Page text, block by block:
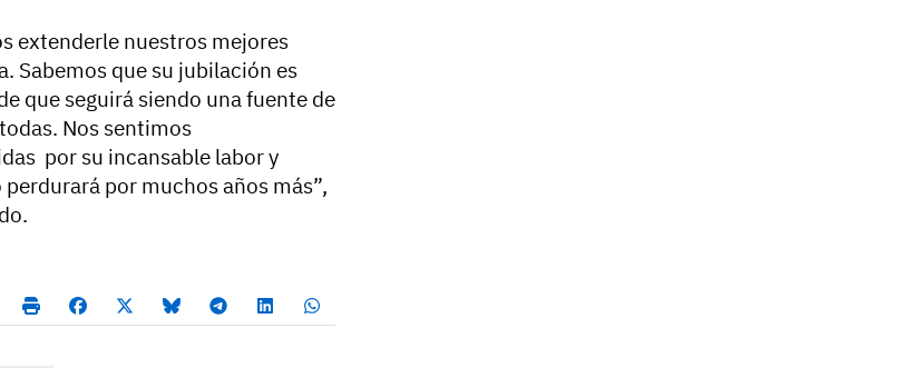
extenderle nuestros mejores
Sabemos que su jubilación es
que seguirá siendo una fuente de
Nos sentimos
por su incansable labor y
por muchos años más”,